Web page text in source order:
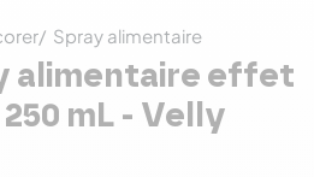
Spray alimentaire
alimentaire effet
mL - Velly